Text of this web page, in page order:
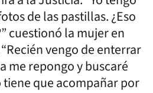
de las pastillas. ¿Eso
cuestionó la mujer en
vengo de enterrar
me repongo y buscaré
que acompañar por